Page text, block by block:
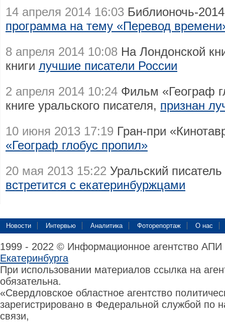
14 апреля 2014 16:03 Библионочь-
программа на тему «Перевод
8 апреля 2014 10:08 На Лондонской
книги лучшие писатели России
2 апреля 2014 10:24 Фильм «Географ
книге уральского писателя, признан
10 июня 2013 17:19 Гран-при
«Географ глобус пропил»
20 мая 2013 15:22 Уральский
встретится с екатеринбуржцами
Новости Интервью Аналитика Фоторепортаж О нас
1999 - 2022 © Информационное агентство
Екатеринбурга
При использовании материалов ссылка на
обязательна.
«Свердловское областное агентство
зарегистрировано в Федеральной службой по
связи,